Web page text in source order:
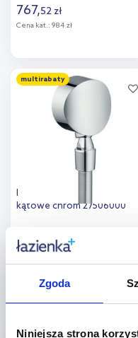
Zgoda
Niniejsza strona
767,52 zł
Cena kat.: 984 zł
multirabaty
Hansgrohe Fixfit przyłącze
kątowe chrom 27506000
195,72 zł
Do koszyka